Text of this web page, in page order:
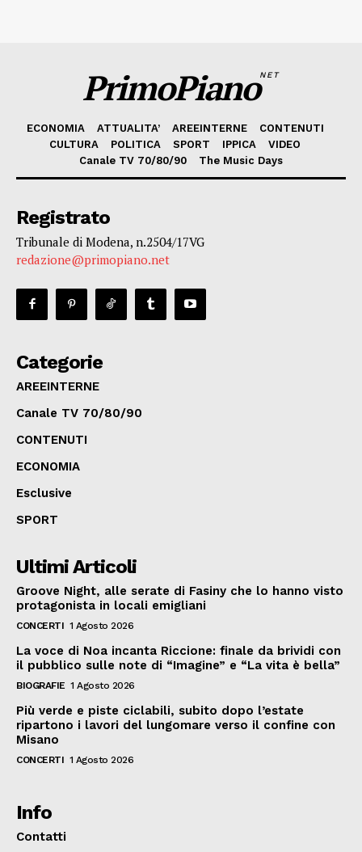
PrimoPianoNET
ECONOMIA ATTUALITA’ AREEINTERNE
CONTENUTI
CULTURA
POLITICA SPORT IPPICA
VIDEO
Canale TV 70/80/90
The Music Days
Registrato
Tribunale di Modena, n.2504/17VG
redazione@primopiano.net
Categorie
AREEINTERNE
Canale TV 70/80/90
CONTENUTI
ECONOMIA
Esclusive
SPORT
Ultimi Articoli
Groove Night, alle serate di Fasiny che lo hanno visto
protagonista in locali emigliani
CONCERTI 1 Agosto 2026
La voce di Noa incanta Riccione: finale da brividi con
il pubblico sulle note di “Imagine” e “La vita è bella”
BIOGRAFIE 1 Agosto 2026
Più verde e piste ciclabili, subito dopo l’estate
ripartono i lavori del lungomare verso il confine con
Misano
CONCERTI 1 Agosto 2026
Info
Contatti